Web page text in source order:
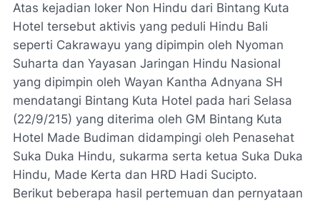
Atas kejadian loker Non Hindu dari Bintang Kuta
Hotel tersebut aktivis yang peduli Hindu Bali
seperti Cakrawayu yang dipimpin oleh Nyoman
Suharta dan Yayasan Jaringan Hindu Nasional
yang dipimpin oleh Wayan Kantha Adnyana SH
mendatangi Bintang Kuta Hotel pada hari Selasa
(22/9/215) yang diterima oleh GM Bintang Kuta
Hotel Made Budiman didampingi oleh Penasehat
Suka Duka Hindu, sukarma serta ketua Suka Duka
Hindu, Made Kerta dan HRD Hadi Sucipto.
Berikut beberapa hasil pertemuan dan pernyataan